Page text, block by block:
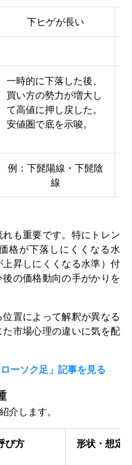
下ヒゲが長い
一時的に下落した後、
買い方の勢力が増大し
て高値に押し戻した。
安値圏で底を示唆。
例：下髭陽線・下髭陰
線
も重要です。特にトレン
格が下落しにくくなる水
昇しにくくなる水準）付
の価格動向の手がかりを
置によって解釈が異なる
市場心理の違いに気を配
ーソク足」記事を見る
介します。
び方 形状・想定